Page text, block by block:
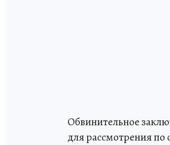
Обвинительное
для рассмотрения по